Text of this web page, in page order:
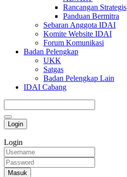
Rancangan Strategis
Panduan Bermitra
Sebaran Anggota IDAI
Komite Website IDAI
Forum Komunikasi
Badan Pelengkap
UKK
Satgas
Badan Pelengkap Lain
IDAI Cabang
Login
Login
Masuk